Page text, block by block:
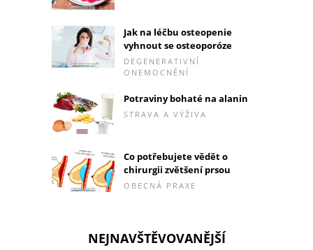
Jak na léčbu osteopenie
vyhnout se osteoporóze
DEGENERATIVNÍ
ONEMOCNĚNÍ
Potraviny bohaté na alanin
STRAVA A VÝŽIVA
Co potřebujete vědět o
chirurgii zvětšení prsou
OBECNÁ PRAXE
NEJNAVŠTĚVOVANĚJŠÍ